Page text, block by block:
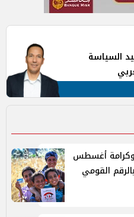
السياسة
أغسطس
القومي